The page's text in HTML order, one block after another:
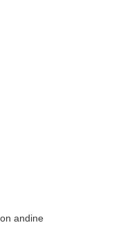
andine